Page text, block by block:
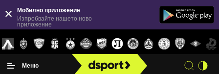
Мобилно приложение
Изпробвайте нашето ново
приложение
Меню